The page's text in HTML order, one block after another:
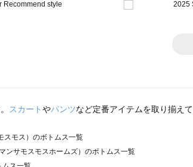
など定番アイテムを取り揃え